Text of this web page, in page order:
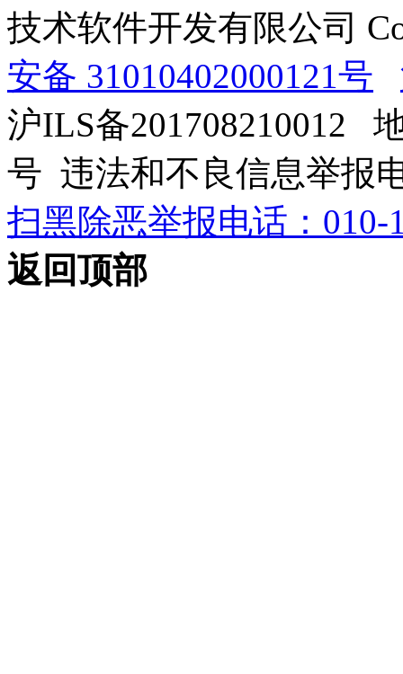
技术软件开发有限公司
安备 31010402000121号
沪ILS备201708210012
号 违法和不良信息举报
扫黑除恶举报电话：010-
返回顶部